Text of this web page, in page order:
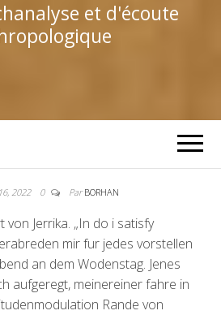
et d'écoute
2022 0 ParBORHAN
Jerrika. „In do i satisfy
mir fur jedes vorstellen
an dem Wodenstag. Jenes
aufgeregt, meinereiner fahre in
Rande von